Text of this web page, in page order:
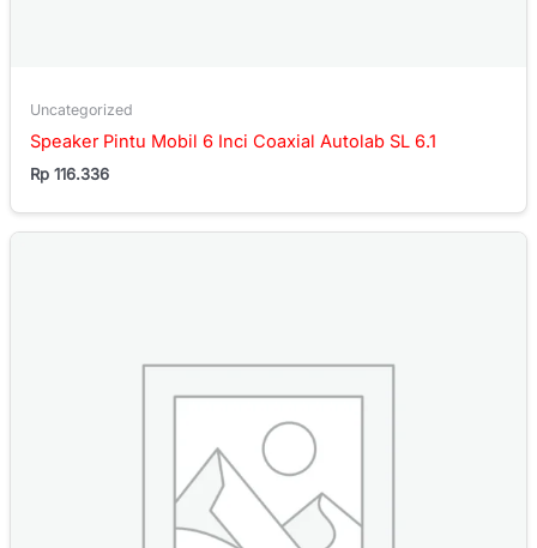
Uncategorized
Speaker Pintu Mobil 6 Inci Coaxial Autolab SL 6.1
Rp 116.336